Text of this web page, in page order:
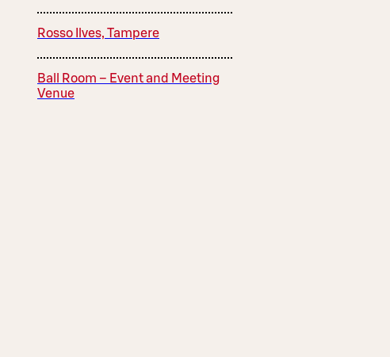
Rosso Ilves, Tampere
Ball Room – Event and Meeting
Venue